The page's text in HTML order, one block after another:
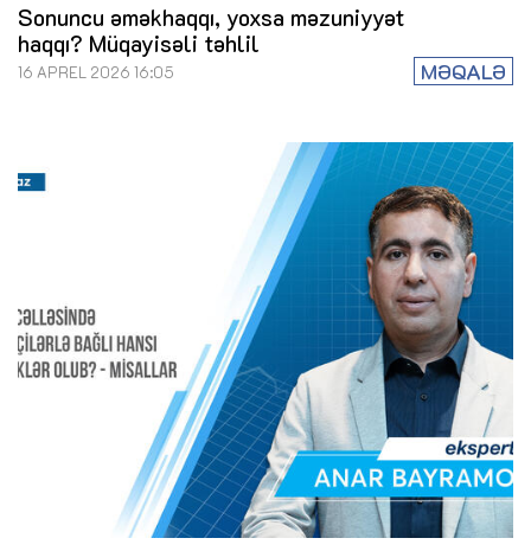
Sonuncu əməkhaqqı, yoxsa məzuniyyət
haqqı? Müqayisəli təhlil
MƏQALƏ
16 APREL 2026 16:05